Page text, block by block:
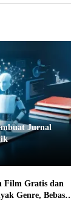
Jurnal
Film Gratis dan
Genre, Bebas